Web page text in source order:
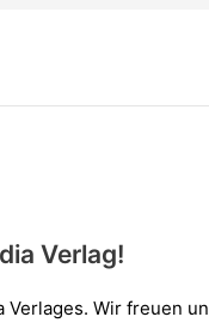
Verlag!
Wir freuen